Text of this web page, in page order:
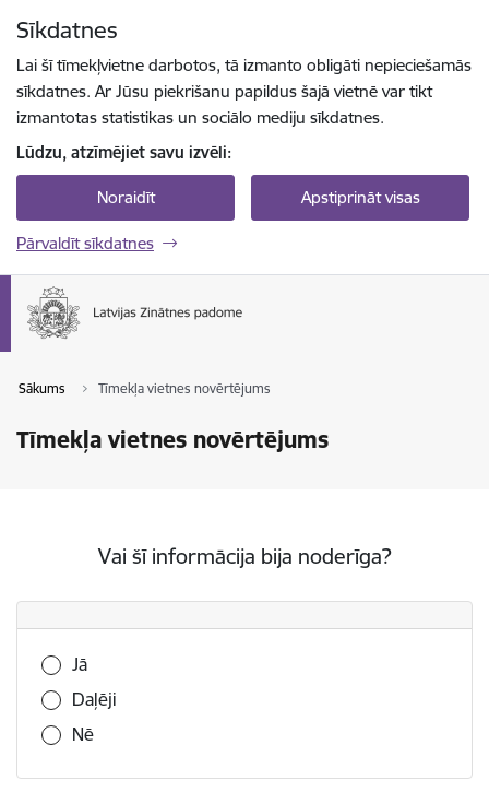
Sīkdatnes
Lai šī tīmekļvietne darbotos, tā izmanto obligāti nepieciešamās
sīkdatnes. Ar Jūsu piekrišanu papildus šajā vietnē var tikt
izmantotas statistikas un sociālo mediju sīkdatnes.
Lūdzu, atzīmējiet savu izvēli:
Noraidīt Apstiprināt visas
Pārvaldīt sīkdatnes
Sākums Tīmekļa vietnes novērtējums
Tīmekļa vietnes novērtējums
Vai šī informācija bija noderīga?
Vai šī informācija bija noderīga?
Jā
Daļēji
Nē